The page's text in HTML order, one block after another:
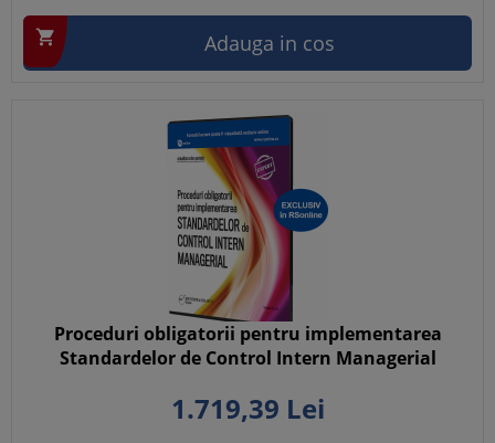
 Adauga in cos
Proceduri obligatorii pentru implementarea
Standardelor de Control Intern Managerial
1.719,39 Lei